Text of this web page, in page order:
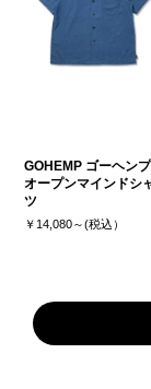
GOHEMP ゴーヘンプ
オープンマインドシ
ツ
￥14,080～(税込）